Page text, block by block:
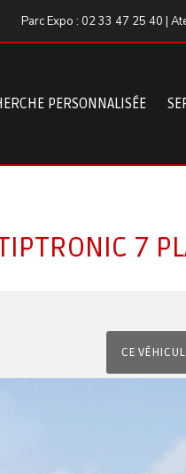
Parc Expo : 02 33 47 25 40 |
PERSONNALISÉE
7
CE